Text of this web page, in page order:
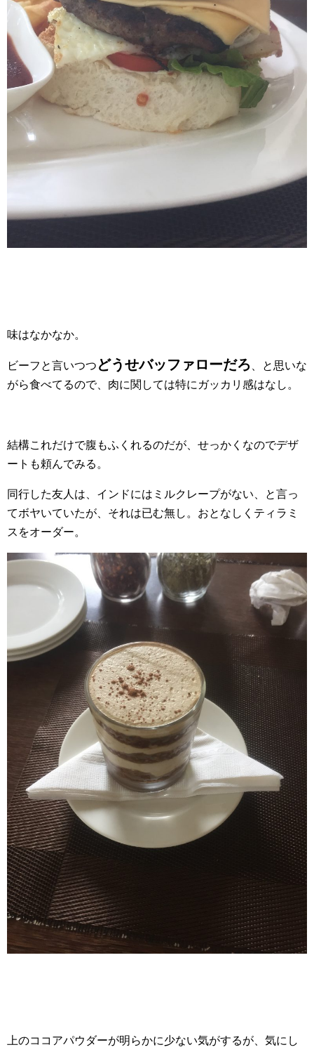
味はなかなか。
ビーフと言いつつ どうせバッファローだろ
、と思いな
がら食べてるので、肉に関しては特にガッカリ感はなし。
結構これだけで腹もふくれるのだが、せっかくなのでデザ
ートも頼んでみる。
同行した友人は、インドにはミルクレープがない、と言っ
てボヤいていたが、それは已む無し。おとなしくティラミ
スをオーダー。
上のココアパウダーが明らかに少ない気がするが、気にし